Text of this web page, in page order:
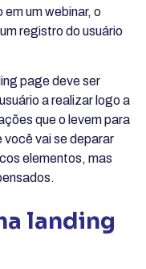
um webinar, o
registro do usuário
page deve ser
a realizar logo a
que o levem para
você vai se deparar
elementos, mas
landing